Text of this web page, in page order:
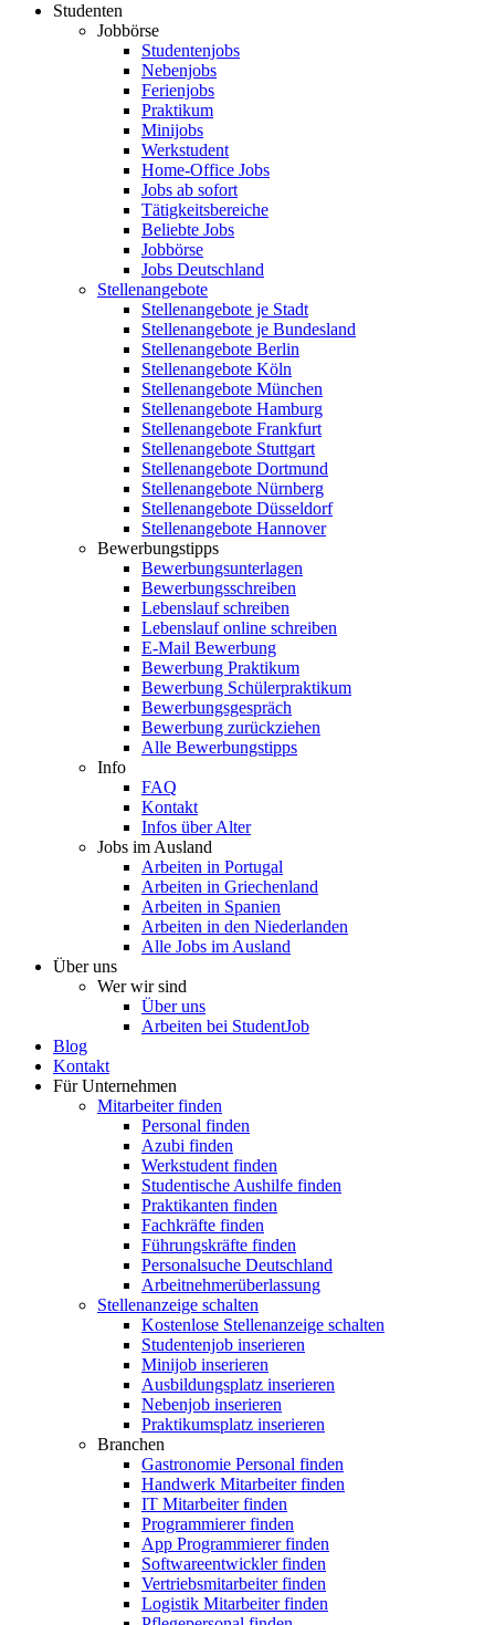
Studenten
Jobbörse
Studentenjobs
Nebenjobs
Ferienjobs
Praktikum
Minijobs
Werkstudent
Home-Office Jobs
Jobs ab sofort
Tätigkeitsbereiche
Beliebte Jobs
Jobbörse
Jobs Deutschland
Stellenangebote
Stellenangebote je Stadt
Stellenangebote je Bundesland
Stellenangebote Berlin
Stellenangebote Köln
Stellenangebote München
Stellenangebote Hamburg
Stellenangebote Frankfurt
Stellenangebote Stuttgart
Stellenangebote Dortmund
Stellenangebote Nürnberg
Stellenangebote Düsseldorf
Stellenangebote Hannover
Bewerbungstipps
Bewerbungsunterlagen
Bewerbungsschreiben
Lebenslauf schreiben
Lebenslauf online schreiben
E-Mail Bewerbung
Bewerbung Praktikum
Bewerbung Schülerpraktikum
Bewerbungsgespräch
Bewerbung zurückziehen
Alle Bewerbungstipps
Info
FAQ
Kontakt
Infos über Alter
Jobs im Ausland
Arbeiten in Portugal
Arbeiten in Griechenland
Arbeiten in Spanien
Arbeiten in den Niederlanden
Alle Jobs im Ausland
Über uns
Wer wir sind
Über uns
Arbeiten bei StudentJob
Blog
Kontakt
Für Unternehmen
Mitarbeiter finden
Personal finden
Azubi finden
Werkstudent finden
Studentische Aushilfe finden
Praktikanten finden
Fachkräfte finden
Führungskräfte finden
Personalsuche Deutschland
Arbeitnehmerüberlassung
Stellenanzeige schalten
Kostenlose Stellenanzeige schalten
Studentenjob inserieren
Minijob inserieren
Ausbildungsplatz inserieren
Nebenjob inserieren
Praktikumsplatz inserieren
Branchen
Gastronomie Personal finden
Handwerk Mitarbeiter finden
IT Mitarbeiter finden
Programmierer finden
App Programmierer finden
Softwareentwickler finden
Vertriebsmitarbeiter finden
Logistik Mitarbeiter finden